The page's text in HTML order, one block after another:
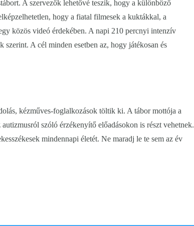
A szervezők lehetővé teszik, hogy a különböző
hogy a fiatal filmesek a kuktákkal, a
közös videó érdekében. A napi 210 percnyi intenzív
A cél minden esetben az, hogy játékosan és
kézműves-foglalkozások töltik ki. A tábor mottója a
szóló érzékenyítő előadásokon is részt vehetnek.
mindennapi életét. Ne maradj le te sem az év